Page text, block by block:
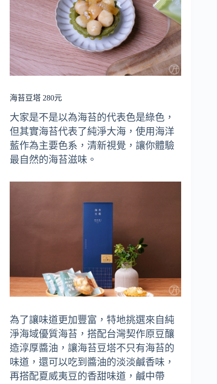
海苔豆塔 280元
大家是不是以為海苔的代表色是綠色，
但其實海苔代表了純淨大海，使用海洋
藍作為主要色系，清新視覺，讓你體驗
最自然的海苔滋味。
為了讓味道更加豐富，特地挑選來自純
淨海域優質海苔，搭配台灣契作原豆釀
造淳厚醬油，讓海苔豆塔不只有海苔的
味道，還可以吃到醬油的淡淡鹹香味，
再搭配夏威夷豆的香甜味道，鹹中帶